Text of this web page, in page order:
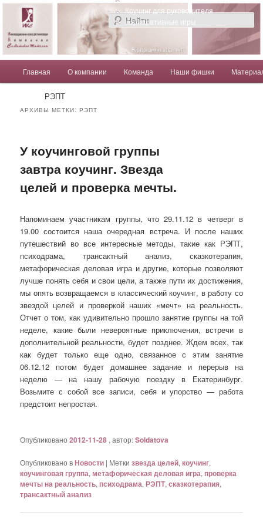
Солдатова Татьяна
Компания Солдатовой Татьяны
Главное менюПерейти к основному содержимому
Перейти к дополнительному содержимому
Главная О компании Команда Наши фишки
Коучинг для руководителя
Корпоративные игры
РЭПТ
АРХИВЫ МЕТКИ:РЭПТ
У коучинговой группы
завтра коучинг. Звезда
целей и проверка мечты.
Напоминаем участникам группы, что 29.11.12 в четверг в
19.00 состоится наша очередная встреча. И после наших
путешествий во все интересные методы, такие как РЭПТ,
психодрама, трансактный анализ, сказкотерапия,
метафорическая деловая игра и другие, которые позволяют
лучше понять себя и свои цели, а также пути их достижения,
мы опять возвращаемся в классический коучинг, в работу со
звездой целей и проверкой наших «мечт» на реальность.
Отчет о том, как удивительно прошло занятие группы на той
неделе, какие были невероятные приключения, встречи в
дополнительной реальности, будет позднее. Ждем всех, так
как будет только еще одно, связанное с этим занятие
06.12.12 потом будет домашнее задание и перерыв на
неделю — на нашу рабочую поездку в Екатеринбург.
Возьмите с собой все записи, себя и упорство — работа
предстоит непростая.
Опубликовано2012-11-28 , автор:Soldatova
Опубликовано вНовости | Метки звезда целей,коучинг,
коучинговая группа, метафорическая деловая игра, проверка
мечты на реальность, психодрама,РЭПТ,сказкотерапия,
трансактный анализ